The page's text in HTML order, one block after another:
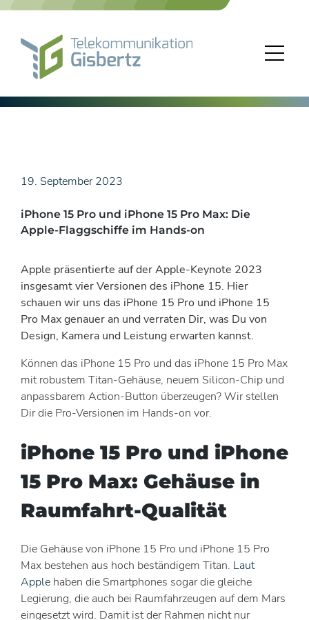
Skip
19. September 2023
iPhone 15 Pro und iPhone 15 Pro Max: Die
Apple-Flaggschiffe im Hands-on
Apple präsentierte auf der Apple-Keynote 2023
insgesamt vier Versionen des iPhone 15. Hier
schauen wir uns das iPhone 15 Pro und iPhone 15
Pro Max genauer an und verraten Dir, was Du von
Design, Kamera und Leistung erwarten kannst.
Können das iPhone 15 Pro und das iPhone 15 Pro Max
mit robustem Titan-Gehäuse, neuem Silicon-Chip und
anpassbarem Action-Button überzeugen? Wir stellen
Dir die Pro-Versionen im Hands-on vor.
iPhone 15 Pro und iPhone
15 Pro Max: Gehäuse in
Raumfahrt-Qualität
Die Gehäuse von iPhone 15 Pro und iPhone 15 Pro
Max bestehen aus hoch beständigem Titan. Laut
Apple haben die Smartphones sogar die gleiche
Legierung, die auch bei Raumfahrzeugen auf dem Mars
eingesetzt wird. Damit ist der Rahmen nicht nur